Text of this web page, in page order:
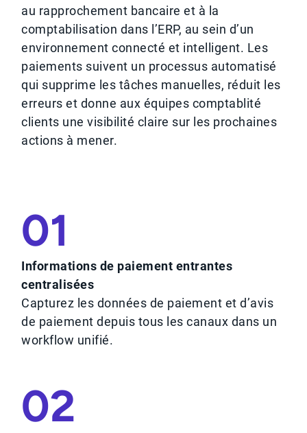
au rapprochement bancaire et à la
comptabilisation dans l’ERP, au sein d’un
environnement connecté et intelligent. Les
paiements suivent un processus automatisé
qui supprime les tâches manuelles, réduit les
erreurs et donne aux équipes comptablité
clients une visibilité claire sur les prochaines
actions à mener.
01
Informations de paiement entrantes
centralisées
Capturez les données de paiement et d’avis
de paiement depuis tous les canaux dans un
workflow unifié.
02